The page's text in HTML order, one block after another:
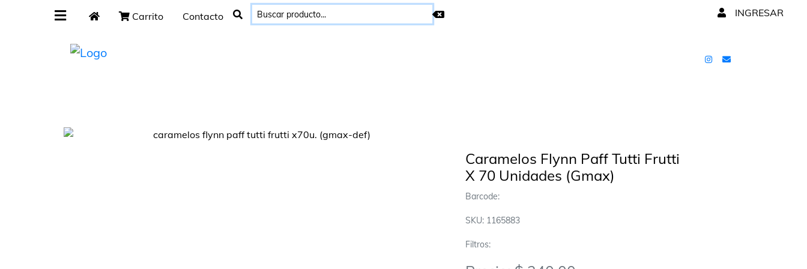
Carrito Contacto INGRESAR
Caramelos Flynn Paff Tutti Frutti
X 70 Unidades (Gmax)
Barcode:
SKU: 1165883
Filtros: